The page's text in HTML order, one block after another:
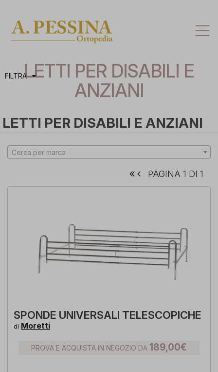
FILTRALETTI PER DISABILI E
ANZIANI
LETTI PER DISABILI E ANZIANI
Cerca per marca
PAGINA 1 DI 1
SPONDE UNIVERSALI TELESCOPICHE
di Moretti
PROVA E ACQUISTA IN NEGOZIO DA 189,00€